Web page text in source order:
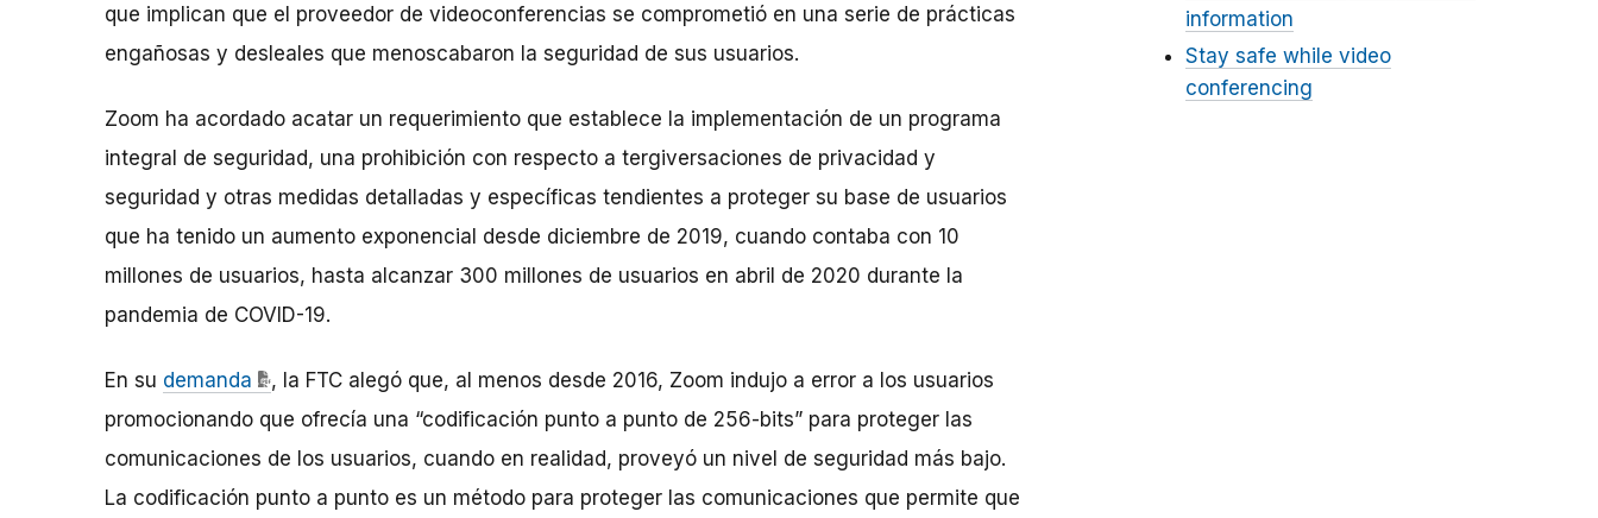
que implican que el proveedor de videoconferencias se comprometió en una serie de prácticas
engañosas y desleales que menoscabaron la seguridad de sus usuarios.
Zoom ha acordado acatar un requerimiento que establece la implementación de un programa
integral de seguridad, una prohibición con respecto a tergiversaciones de privacidad y
seguridad y otras medidas detalladas y específicas tendientes a proteger su base de usuarios
que ha tenido un aumento exponencial desde diciembre de 2019, cuando contaba con 10
millones de usuarios, hasta alcanzar 300 millones de usuarios en abril de 2020 durante la
pandemia de COVID-19.
En su demanda
, la FTC alegó que, al menos desde 2016, Zoom indujo a error a los usuarios
promocionando que ofrecía una “codificación punto a punto de 256-bits” para proteger las
comunicaciones de los usuarios, cuando en realidad, proveyó un nivel de seguridad más bajo.
La codificación punto a punto es un método para proteger las comunicaciones que permite que
information
Stay safe while video
conferencing